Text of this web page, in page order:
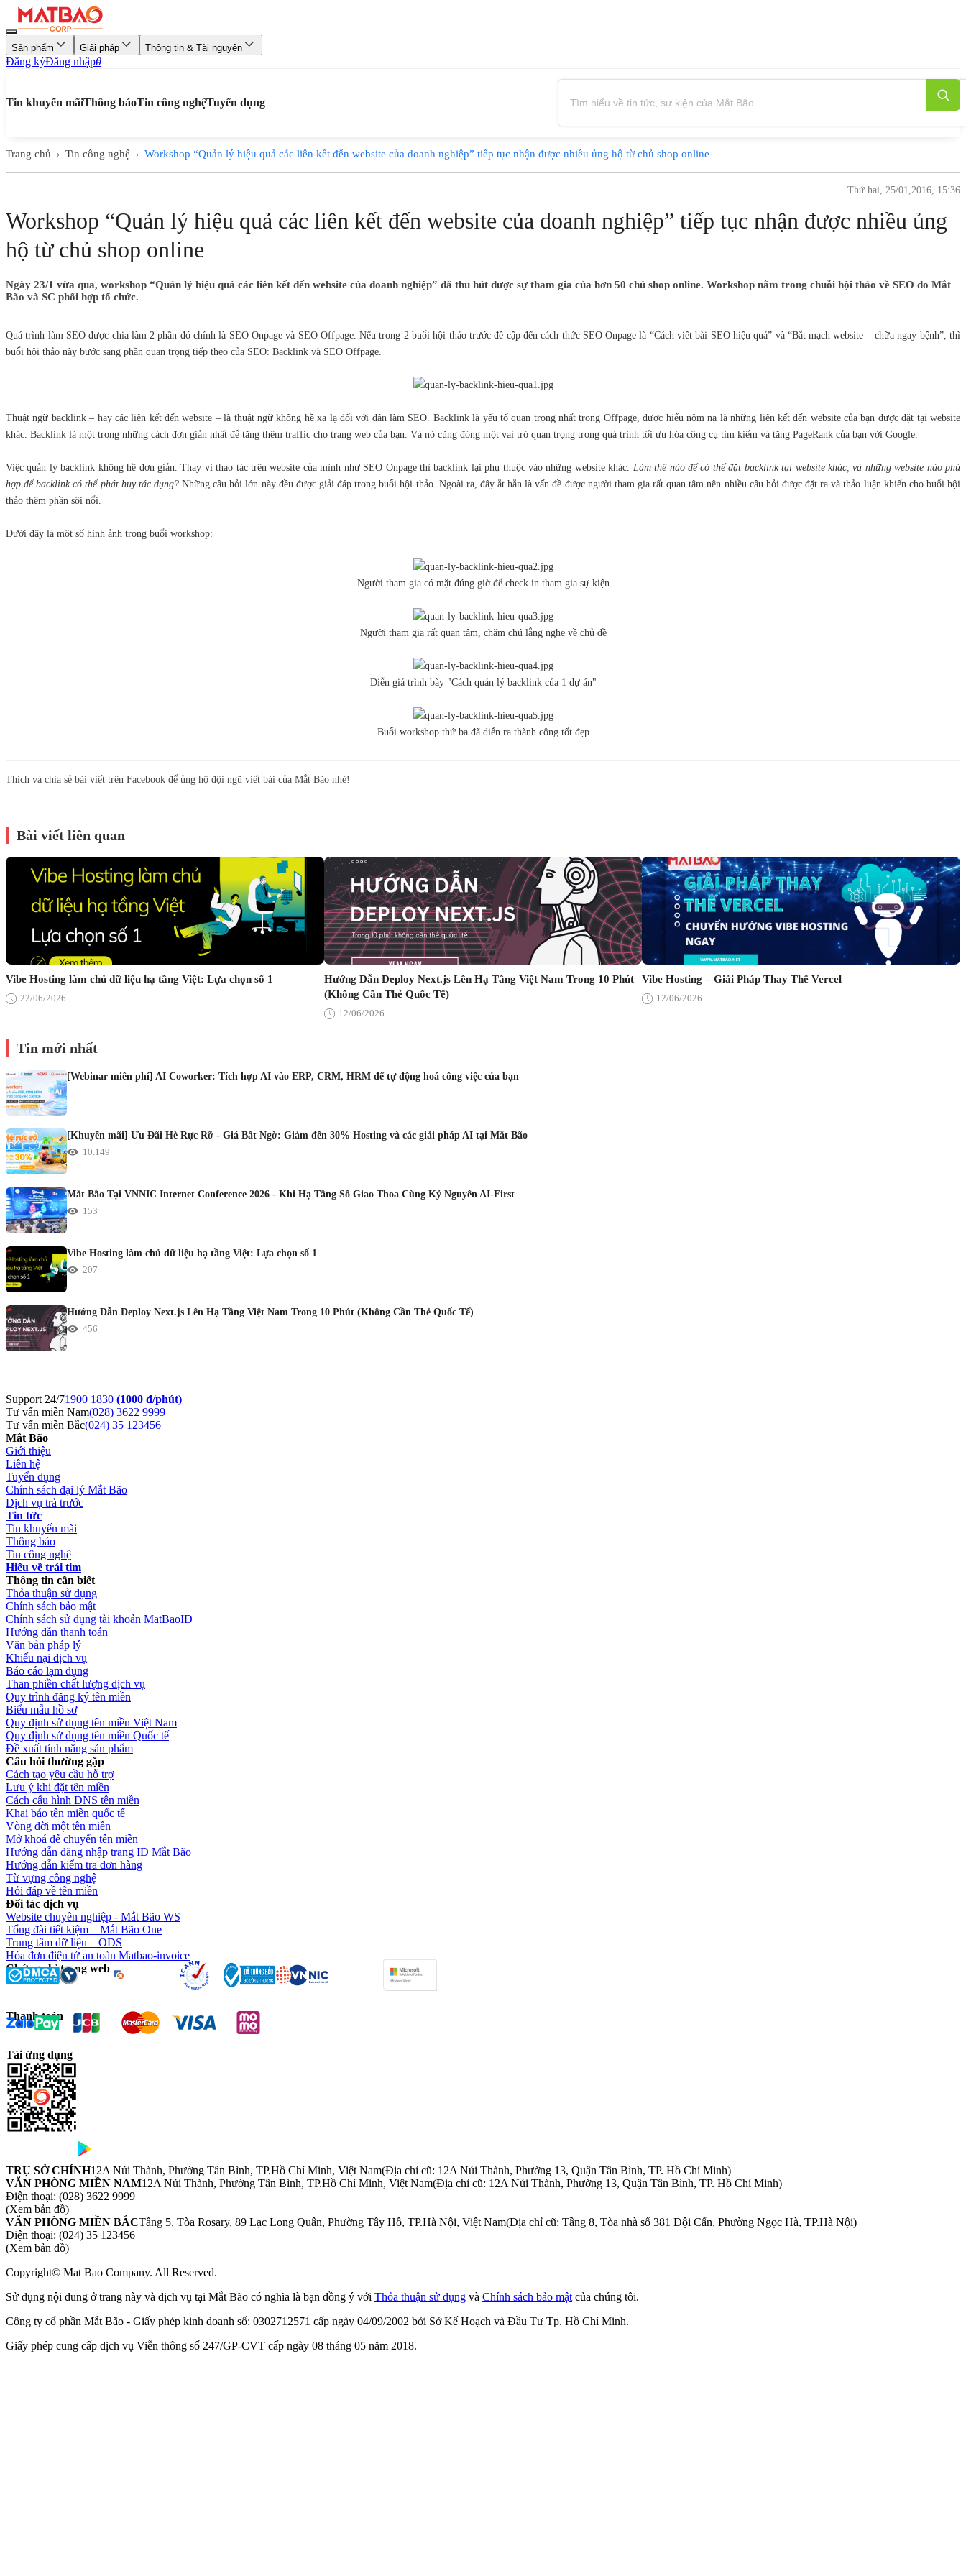
Sản phẩm Giải pháp Thông tin & Tài nguyên
Đăng kýĐăng nhập0
Tin khuyến mãiThông báoTin công nghệTuyển dụng
Trang chủ › Tin công nghệ › Workshop “Quản lý hiệu quả các liên kết đến website của doanh nghiệp” tiếp tục nhận được nhiều ủng hộ từ chủ shop online
Thứ hai, 25/01,2016, 15:36
Workshop “Quản lý hiệu quả các liên kết đến website của doanh nghiệp” tiếp tục nhận được nhiều ủng
hộ từ chủ shop online
Ngày 23/1 vừa qua, workshop “Quản lý hiệu quả các liên kết đến website của doanh nghiệp” đã thu hút được sự tham gia của hơn 50 chủ shop online. Workshop nằm trong chuỗi hội thảo về SEO do Mắt
Bão và SC phối hợp tổ chức.
Quá trình làm SEO được chia làm 2 phần đó chính là SEO Onpage và SEO Offpage. Nếu trong 2 buổi hội thảo trước đề cập đến cách thức SEO Onpage là “Cách viết bài SEO hiệu quả” và “Bắt mạch website – chữa ngay bệnh”, thì
buổi hội thảo này bước sang phần quan trọng tiếp theo của SEO: Backlink và SEO Offpage.
Thuật ngữ backlink – hay các liên kết đến website – là thuật ngữ không hề xa lạ đối với dân làm SEO. Backlink là yếu tố quan trọng nhất trong Offpage, được hiểu nôm na là những liên kết đến website của bạn được đặt tại website
khác. Backlink là một trong những cách đơn giản nhất để tăng thêm traffic cho trang web của bạn. Và nó cũng đóng một vai trò quan trọng trong quá trình tối ưu hóa công cụ tìm kiếm và tăng PageRank của bạn với Google.
Việc quản lý backlink không hề đơn giản. Thay vì thao tác trên website của mình như SEO Onpage thì backlink lại phụ thuộc vào những website khác. Làm thế nào để có thể đặt backlink tại website khác, và những website nào phù
hợp để backlink có thể phát huy tác dụng?Những câu hỏi lớn này đều được giải đáp trong buổi hội thảo. Ngoài ra, đây ắt hẳn là vấn đề được người tham gia rất quan tâm nên nhiều câu hỏi được đặt ra và thảo luận khiến cho buổi hội
thảo thêm phần sôi nổi.
Dưới đây là một số hình ảnh trong buổi workshop:
Người tham gia có mặt đúng giờ để check in tham gia sự kiện
Người tham gia rất quan tâm, chăm chú lắng nghe về chủ đề
Diễn giả trình bày "Cách quản lý backlink của 1 dự án"
Buổi workshop thứ ba đã diễn ra thành công tốt đẹp
Thích và chia sẻ bài viết trên Facebook để ủng hộ đội ngũ viết bài của Mắt Bão nhé!
Bài viết liên quan
Vibe Hosting làm chủ dữ liệu hạ tầng Việt: Lựa chọn số 1
22/06/2026
Hướng Dẫn Deploy Next.js Lên Hạ Tầng Việt Nam Trong 10 Phút
(Không Cần Thẻ Quốc Tế)
12/06/2026
Vibe Hosting – Giải Pháp Thay Thế Vercel
12/06/2026
Tin mới nhất
[Webinar miễn phí] AI Coworker: Tích hợp AI vào ERP, CRM, HRM để tự động hoá công việc của bạn
[Khuyến mãi] Ưu Đãi Hè Rực Rỡ - Giá Bất Ngờ: Giảm đến 30% Hosting và các giải pháp AI tại Mắt Bão
10.149
Mắt Bão Tại VNNIC Internet Conference 2026 - Khi Hạ Tầng Số Giao Thoa Cùng Kỷ Nguyên AI-First
153
Vibe Hosting làm chủ dữ liệu hạ tầng Việt: Lựa chọn số 1
207
Hướng Dẫn Deploy Next.js Lên Hạ Tầng Việt Nam Trong 10 Phút (Không Cần Thẻ Quốc Tế)
456
Support 24/71900 1830 (1000 đ/phút)
Tư vấn miền Nam(028) 3622 9999
Tư vấn miền Bắc(024) 35 123456
Mắt Bão
Giới thiệu
Liên hệ
Tuyển dụng
Chính sách đại lý Mắt Bão
Dịch vụ trả trước
Tin tức
Tin khuyến mãi
Thông báo
Tin công nghệ
Hiểu về trái tim
Thông tin cần biết
Thỏa thuận sử dụng
Chính sách bảo mật
Chính sách sử dụng tài khoản MatBaoID
Hướng dẫn thanh toán
Văn bản pháp lý
Khiếu nại dịch vụ
Báo cáo lạm dụng
Than phiền chất lượng dịch vụ
Quy trình đăng ký tên miền
Biểu mẫu hồ sơ
Quy định sử dụng tên miền Việt Nam
Quy định sử dụng tên miền Quốc tế
Đề xuất tính năng sản phẩm
Câu hỏi thường gặp
Cách tạo yêu cầu hỗ trợ
Lưu ý khi đặt tên miền
Cách cấu hình DNS tên miền
Khai báo tên miền quốc tế
Vòng đời một tên miền
Mở khoá để chuyển tên miền
Hướng dẫn đăng nhập trang ID Mắt Bão
Hướng dẫn kiểm tra đơn hàng
Từ vựng công nghệ
Hỏi đáp về tên miền
Đối tác dịch vụ
Website chuyên nghiệp - Mắt Bão WS
Tổng đài tiết kiệm – Mắt Bão One
Trung tâm dữ liệu – ODS
Hóa đơn điện tử an toàn Matbao-invoice
Chứng chỉ trang web
Thanh toán
Tải ứng dụng
TRỤ SỞ CHÍNH12A Núi Thành, Phường Tân Bình, TP.Hồ Chí Minh, Việt Nam(Địa chỉ cũ: 12A Núi Thành, Phường 13, Quận Tân Bình, TP. Hồ Chí Minh)
VĂN PHÒNG MIỀN NAM12A Núi Thành, Phường Tân Bình, TP.Hồ Chí Minh, Việt Nam(Địa chỉ cũ: 12A Núi Thành, Phường 13, Quận Tân Bình, TP. Hồ Chí Minh)
Điện thoại: (028) 3622 9999
(Xem bản đồ)
VĂN PHÒNG MIỀN BẮCTầng 5, Tòa Rosary, 89 Lạc Long Quân, Phường Tây Hồ, TP.Hà Nội, Việt Nam(Địa chỉ cũ: Tầng 8, Tòa nhà số 381 Đội Cấn, Phường Ngọc Hà, TP.Hà Nội)
Điện thoại: (024) 35 123456
(Xem bản đồ)
Copyright© Mat Bao Company. All Reserved.
Sử dụng nội dung ở trang này và dịch vụ tại Mắt Bão có nghĩa là bạn đồng ý với Thỏa thuận sử dụng và Chính sách bảo mật của chúng tôi.
Công ty cổ phần Mắt Bão - Giấy phép kinh doanh số: 0302712571 cấp ngày 04/09/2002 bởi Sở Kế Hoạch và Đầu Tư Tp. Hồ Chí Minh.
Giấy phép cung cấp dịch vụ Viễn thông số 247/GP-CVT cấp ngày 08 tháng 05 năm 2018.